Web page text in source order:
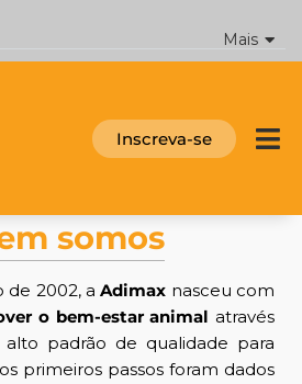
Mais
Inscreva-se
somos
de 2002, aAdimax nasceu com
o bem-estar animal através
padrão de qualidade para
primeiros passos foram dados